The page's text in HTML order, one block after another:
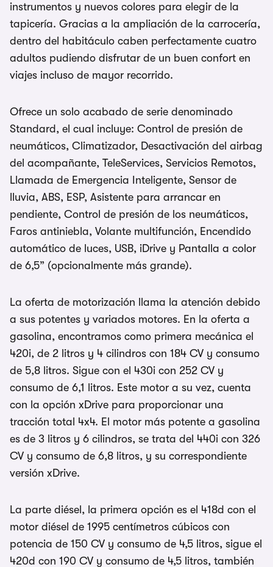
instrumentos y nuevos colores para elegir de la
tapicería. Gracias a la ampliación de la carrocería,
dentro del habitáculo caben perfectamente cuatro
adultos pudiendo disfrutar de un buen confort en
viajes incluso de mayor recorrido.
Ofrece un solo acabado de serie denominado
Standard, el cual incluye: Control de presión de
neumáticos, Climatizador, Desactivación del airbag
del acompañante, TeleServices, Servicios Remotos,
Llamada de Emergencia Inteligente, Sensor de
lluvia, ABS, ESP, Asistente para arrancar en
pendiente, Control de presión de los neumáticos,
Faros antiniebla, Volante multifunción, Encendido
automático de luces, USB, iDrive y Pantalla a color
de 6,5” (opcionalmente más grande).
La oferta de motorización llama la atención debido
a sus potentes y variados motores. En la oferta a
gasolina, encontramos como primera mecánica el
420i, de 2 litros y 4 cilindros con 184 CV y consumo
de 5,8 litros. Sigue con el 430i con 252 CV y
consumo de 6,1 litros. Este motor a su vez, cuenta
con la opción xDrive para proporcionar una
tracción total 4x4. El motor más potente a gasolina
es de 3 litros y 6 cilindros, se trata del 440i con 326
CV y consumo de 6,8 litros, y su correspondiente
versión xDrive.
La parte diésel, la primera opción es el 418d con el
motor diésel de 1995 centímetros cúbicos con
potencia de 150 CV y consumo de 4,5 litros, sigue el
420d con 190 CV y consumo de 4,5 litros, también